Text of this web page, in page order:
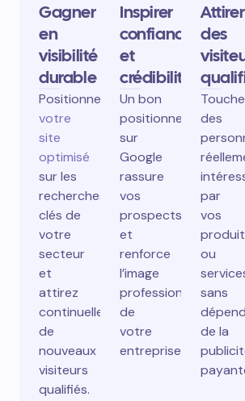
Gagner
en
visibilité
durable
Positionnez
votre
site
optimisé
sur les
recherches
clés de
votre
secteur
et
attirez
continuellement
de
nouveaux
visiteurs
qualifiés.
Inspirer
confiance
et
crédibilité
Un bon
positionnement
sur
Google
rassure
vos
prospects
et
renforce
l’image
professionnelle
de
votre
entreprise.
Attirer
des
des
par
vos
ou
sans
de la